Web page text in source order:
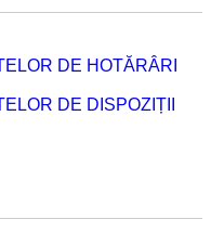
DE HOTĂRÂRI
DE DISPOZIȚII